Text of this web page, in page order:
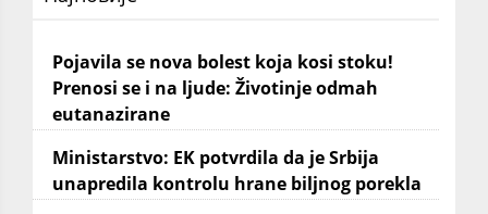
Pojavila se nova bolest koja kosi stoku!
Prenosi se i na ljude: Životinje odmah
eutanazirane
Ministarstvo: EK potvrdila da je Srbija
unapredila kontrolu hrane biljnog porekla